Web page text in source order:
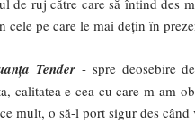
de ruj către care să întind des
pe care le mai dețin în
Tender - spre deosebire
calitatea e cea cu care m-am
mult, o să-l port sigur des